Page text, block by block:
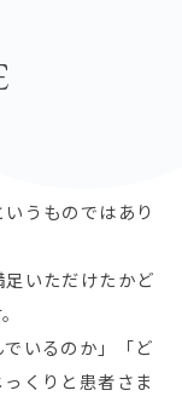
うものではあり
いただけたかど
いるのか」「ど
くりと患者さま